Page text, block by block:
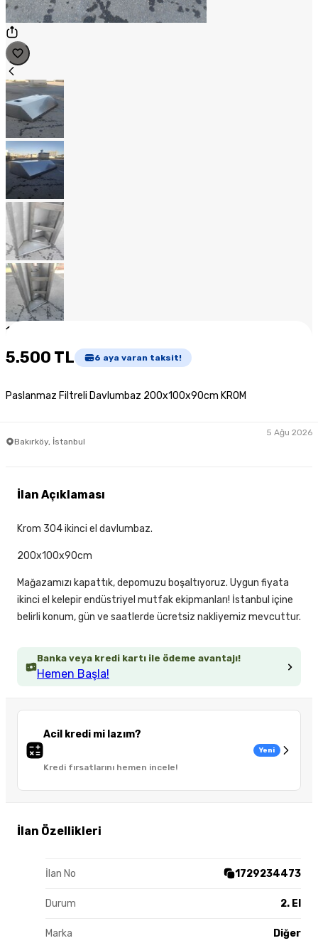
1
5.500 TL 6 aya varan taksit!
Paslanmaz Filtreli Davlumbaz 200x100x90cm KROM
Bakırköy, İstanbul
5 Ağu 2026
Banka veya kredi kartı ile ödeme avantajı!
Hemen Başla!
Acil kredi mi lazım?
Kredi fırsatlarını hemen incele!
Yeni
İlan Özellikleri
İlan No 1729234473
Durum 2. El
Marka Diğer
İlan Açıklaması
Krom 304 ikinci el davlumbaz.
200x100x90cm
Mağazamızı kapattık, depomuzu boşaltıyoruz. Uygun fiyata
ikinci el kelepir endüstriyel mutfak ekipmanları! İstanbul içine
belirli konum, gün ve saatlerde ücretsiz nakliyemiz mevcuttur.